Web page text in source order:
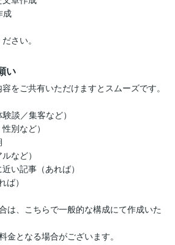
成
さい。
い
をご共有いただけますとスムーズです。
談／集客など）
別など）
など）
い記事（あれば）
ば）
は、こちらで一般的な構成にて作成いた
金となる場合がございます。